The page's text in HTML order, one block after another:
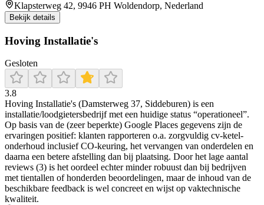
Klapsterweg 42, 9946 PH Woldendorp, Nederland
Bekijk details
Hoving Installatie's
Gesloten
3.8
Hoving Installatie's (Damsterweg 37, Siddeburen) is een
installatie/loodgietersbedrijf met een huidige status “operationeel”.
Op basis van de (zeer beperkte) Google Places gegevens zijn de
ervaringen positief: klanten rapporteren o.a. zorgvuldig cv-ketel-
onderhoud inclusief CO-keuring, het vervangen van onderdelen en
daarna een betere afstelling dan bij plaatsing. Door het lage aantal
reviews (3) is het oordeel echter minder robuust dan bij bedrijven
met tientallen of honderden beoordelingen, maar de inhoud van de
beschikbare feedback is wel concreet en wijst op vaktechnische
kwaliteit.